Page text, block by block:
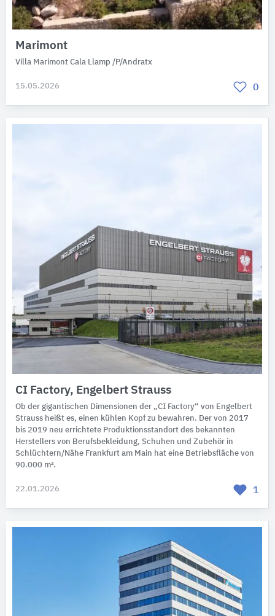
Marimont
Villa Marimont Cala Llamp /P/Andratx
15.05.2026 0
CI Factory, Engelbert Strauss
Ob der gigantischen Dimensionen der „CI Factory“ von Engelbert
Strauss heißt es, einen kühlen Kopf zu bewahren. Der von 2017
bis 2019 neu errichtete Produktionsstandort des bekannten
Herstellers von Berufsbekleidung, Schuhen und Zubehör in
Schlüchtern/Nähe Frankfurt am Main hat eine Betriebsfläche von
90.000 m².
22.01.2026 1